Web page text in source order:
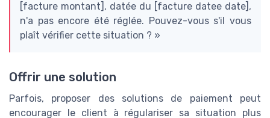
[facture montant], datée du [facture datee date],
n'a pas encore été réglée. Pouvez-vous s'il vous
plaît vérifier cette situation ? »
Offrir une solution
Parfois, proposer des solutions de paiement peut
encourager le client à régulariser sa situation plus